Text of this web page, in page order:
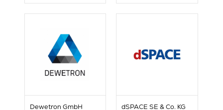
Dewetron GmbH dSPACE SE & Co. KG